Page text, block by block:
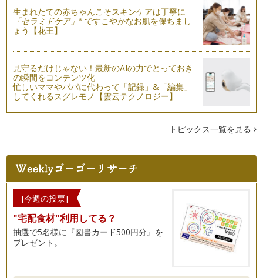
生まれたての赤ちゃんこそスキンケアは丁寧に
「セラミドケア」※ ですこやかなお肌を保ちまし
ょう【花王】
見守るだけじゃない！最新のAIの力でとっておき
の瞬間をコンテンツ化
忙しいママやパパに代わって「記録」&「編集」
してくれるスグレモノ【雲云テクノロジー】
トピックス一覧を見る
[今週の投票]
"宅配食材"利用してる？
抽選で5名様に『図書カード500円分』を
プレゼント。